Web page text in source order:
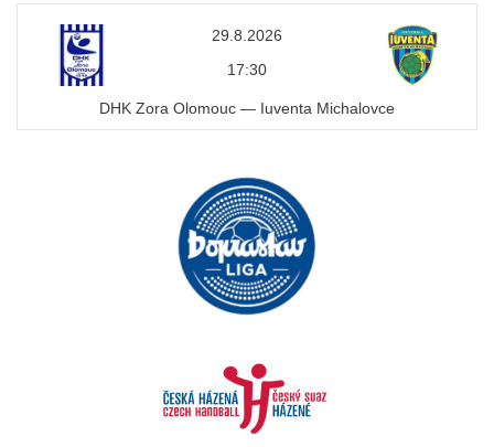
o
o
k
29.8.2026
17:30
DHK Zora Olomouc — Iuventa Michalovce